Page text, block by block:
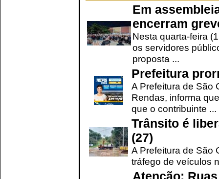
Em
encerram
Nesta quarta-feira
os servidores
proposta ...
Prefeitura
A Prefeitura de São
Rendas, informa
que o contribuinte ...
Trânsito é
(27)
A Prefeitura de São
tráfego de veículos
Atenção: